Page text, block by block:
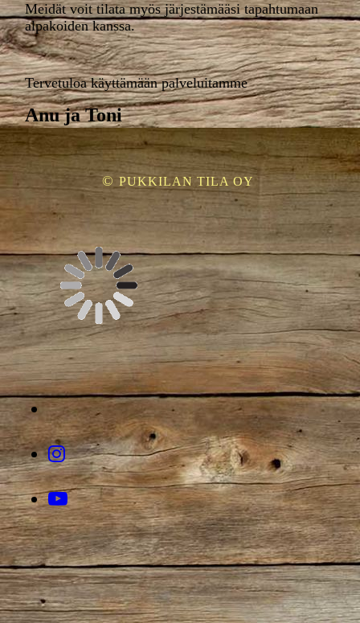
Meidät voit tilata myös järjestämääsi tapahtumaan
alpakoiden kanssa.
Tervetuloa käyttämään palveluitamme
Anu ja Toni
© PUKKILAN TILA OY